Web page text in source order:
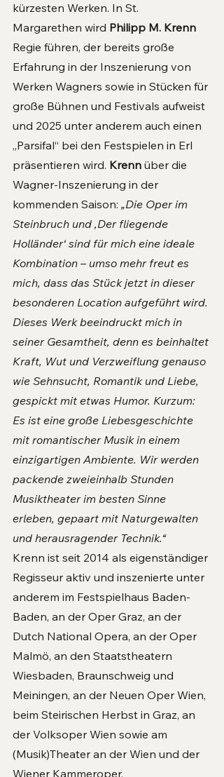
kürzesten Werken. In St.
Margarethen wird Philipp M. Krenn
Regie führen, der bereits große
Erfahrung in der Inszenierung von
Werken Wagners sowie in Stücken für
große Bühnen und Festivals aufweist
und 2025 unter anderem auch einen
„Parsifal“ bei den Festspielen in Erl
präsentieren wird. Krenn über die
Wagner-Inszenierung in der
kommenden Saison: „Die Oper im
Steinbruch und ,Der fliegende
Holländer‘ sind für mich eine ideale
Kombination – umso mehr freut es
mich, dass das Stück jetzt in dieser
besonderen Location aufgeführt wird.
Dieses Werk beeindruckt mich in
seiner Gesamtheit, denn es beinhaltet
Kraft, Wut und Verzweiflung genauso
wie Sehnsucht, Romantik und Liebe,
gespickt mit etwas Humor. Kurzum:
Es ist eine große Liebesgeschichte
mit romantischer Musik in einem
einzigartigen Ambiente. Wir werden
packende zweieinhalb Stunden
Musiktheater im besten Sinne
erleben, gepaart mit Naturgewalten
und herausragender Technik.“
Krenn ist seit 2014 als eigenständiger
Regisseur aktiv und inszenierte unter
anderem im Festspielhaus Baden-
Baden, an der Oper Graz, an der
Dutch National Opera, an der Oper
Malmö, an den Staatstheatern
Wiesbaden, Braunschweig und
Meiningen, an der Neuen Oper Wien,
beim Steirischen Herbst in Graz, an
der Volksoper Wien sowie am
(Musik)Theater an der Wien und der
Wiener Kammeroper.